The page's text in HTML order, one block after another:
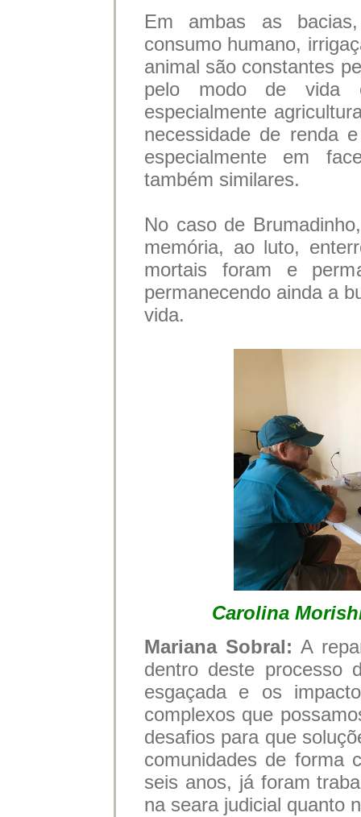
Em ambas as
consumo humano,
animal são constantes
pelo modo de vida
especialmente
necessidade de renda
especialmente em
também similares.
No caso de
memória, ao luto,
mortais foram e
permanecendo ainda a
vida.
Carolina
Mariana Sobral:A
dentro deste processo
esgaçada e os
complexos que
desafios para que
comunidades de forma
seis anos, já foram
na seara judicial quanto